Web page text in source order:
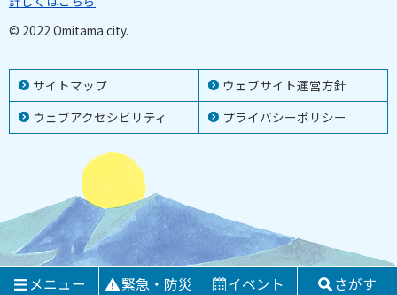
サイトマップ
ウェブサイト運営方針
ウェブアクセシビリティ
プライバシーポリシー
© 2022 Omitama city.
メニュー 緊急・防災 イベント さがす